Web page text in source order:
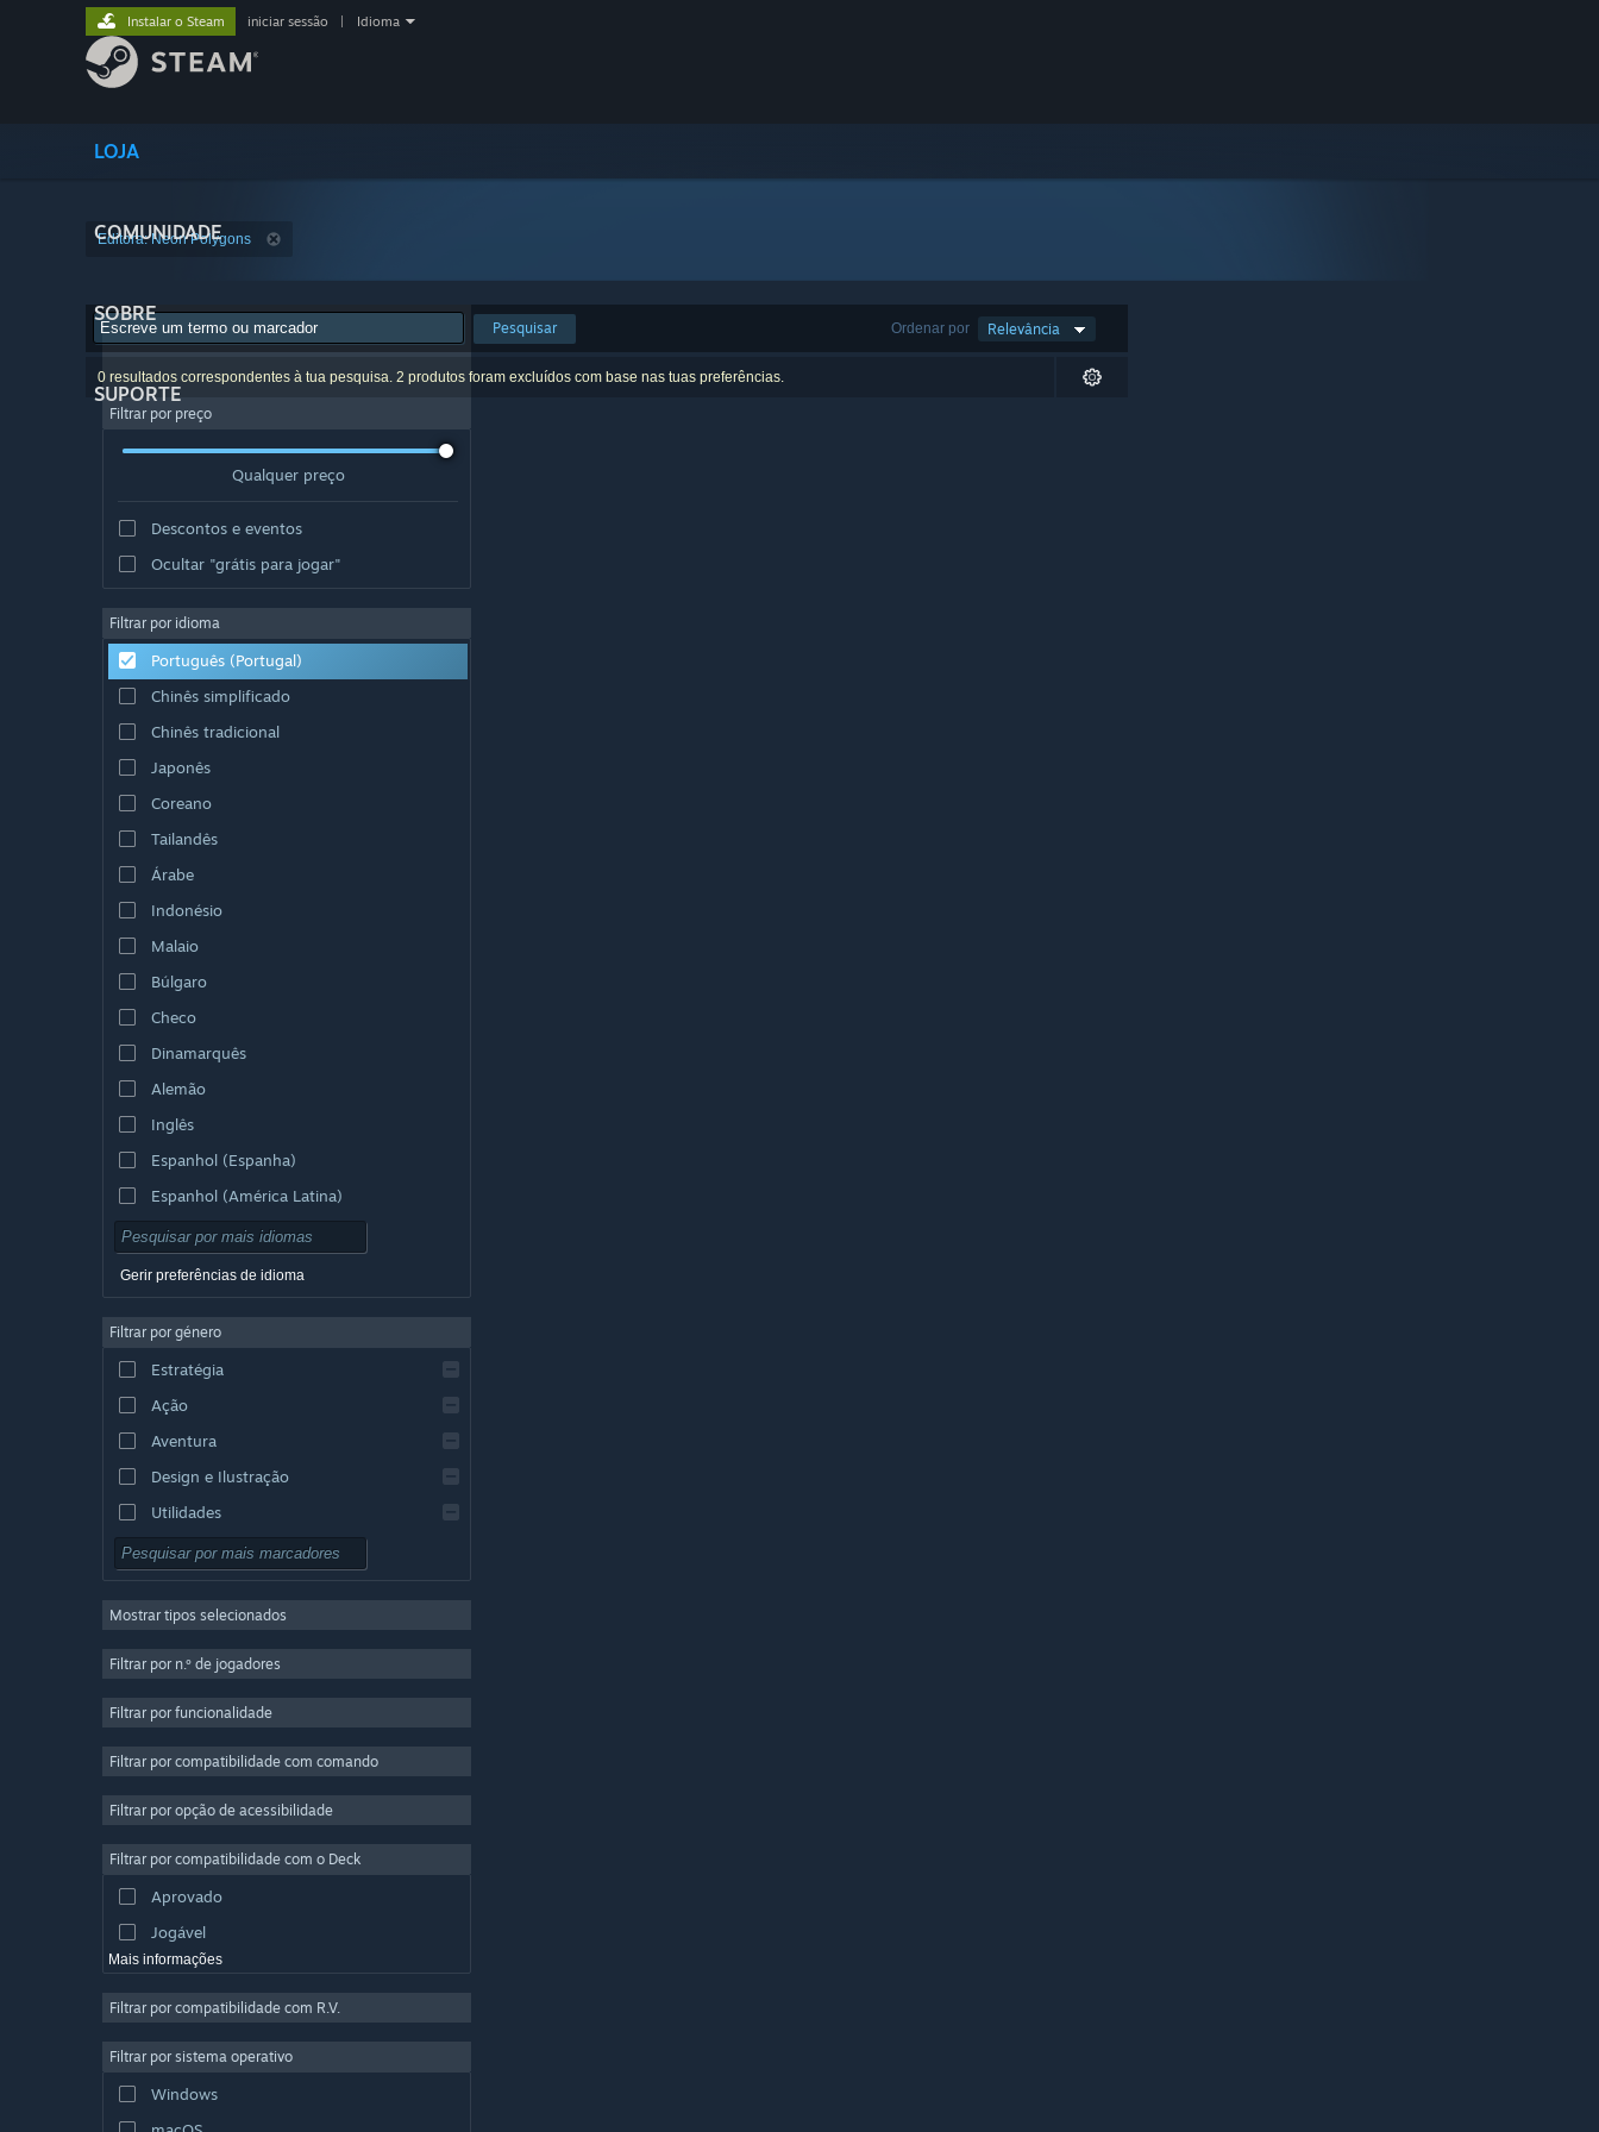
LOJA
COMUNIDADE
SOBRE
SUPORTE
Instalar o Steam iniciar sessão Idioma
Editora: Neon Polygons
Ordenar por Relevância
Pesquisar
0 resultados correspondentes à tua pesquisa. 2 produtos foram excluídos com base nas tuas preferências.
Filtrar por preço
Qualquer preço
Descontos e eventos
Ocultar "grátis para jogar"
Filtrar por idioma
Português (Portugal)
Chinês simplificado
Chinês tradicional
Japonês
Coreano
Tailandês
Árabe
Indonésio
Malaio
Búlgaro
Checo
Dinamarquês
Alemão
Inglês
Espanhol (Espanha)
Espanhol (América Latina)
Gerir preferências de idioma
Filtrar por género
Estratégia
Ação
Aventura
Design e Ilustração
Utilidades
Grátis para Jogar
Multijogador em Massa
Casual
Simulação
Produção de Vídeo
Edição de Fotografias
Mostrar tipos selecionados
Filtrar por n.º de jogadores
Filtrar por funcionalidade
Filtrar por compatibilidade com comando
Filtrar por opção de acessibilidade
Filtrar por compatibilidade com o Deck
Aprovado
Jogável
Mais informações
Filtrar por compatibilidade com R.V.
Filtrar por sistema operativo
Windows